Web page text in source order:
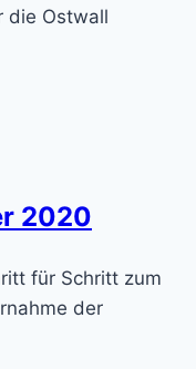
die Ostwall
2020
für Schritt zum
der